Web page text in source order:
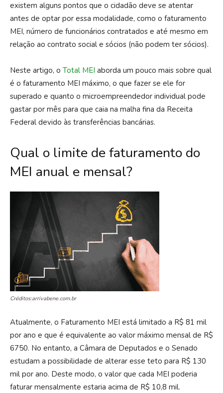
existem alguns pontos que o cidadão deve se atentar
antes de optar por essa modalidade, como o faturamento
MEI, número de funcionários contratados e até mesmo em
relação ao contrato social e sócios (não podem ter sócios).
Neste artigo, o Total MEI aborda um pouco mais sobre qual
é o faturamento MEI máximo, o que fazer se ele for
superado e quanto o microempreendedor individual pode
gastar por mês para que caia na malha fina da Receita
Federal devido às transferências bancárias.
Qual o limite de faturamento do
MEI anual e mensal?
Créditos:arrivabene.com.br
Atualmente, o Faturamento MEI está limitado a R$ 81 mil
por ano e que é equivalente ao valor máximo mensal de R$
6750. No entanto, a Câmara de Deputados e o Senado
estudam a possibilidade de alterar esse teto para R$ 130
mil por ano. Deste modo, o valor que cada MEI poderia
faturar mensalmente estaria acima de R$ 10,8 mil.